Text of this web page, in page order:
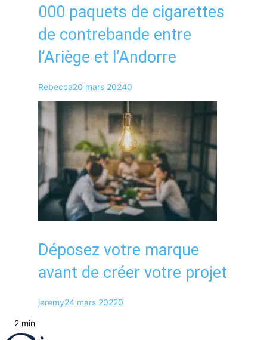
000 paquets de cigarettes
de contrebande entre
l’Ariège et l’Andorre
Rebecca20 mars 20240
Déposez votre marque
avant de créer votre projet
jeremy24 mars 20220
2 min